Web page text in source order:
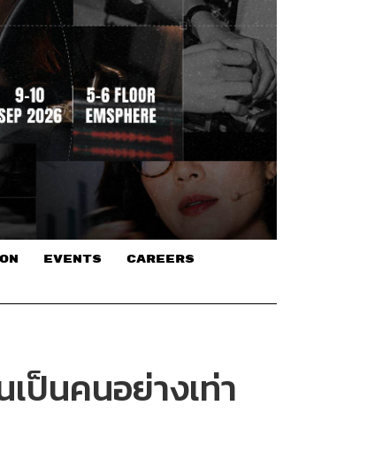
EVENTS CAREERS
ป็นคนอย่างเท่า